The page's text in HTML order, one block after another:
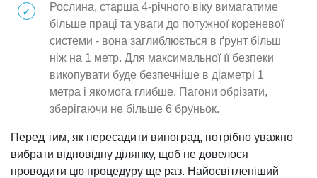
Рослина, старша 4-річного віку вимагатиме
більше праці та уваги до потужної кореневої
системи - вона заглиблюється в ґрунт більш
ніж на 1 метр. Для максимальної її безпеки
викопувати буде безпечніше в діаметрі 1
метра і якомога глибше. Пагони обрізати,
зберігаючи не більше 6 бруньок.
Перед тим, як пересадити виноград, потрібно уважно
вибрати відповідну ділянку, щоб не довелося
проводити цю процедуру ще раз. Найосвітленіший